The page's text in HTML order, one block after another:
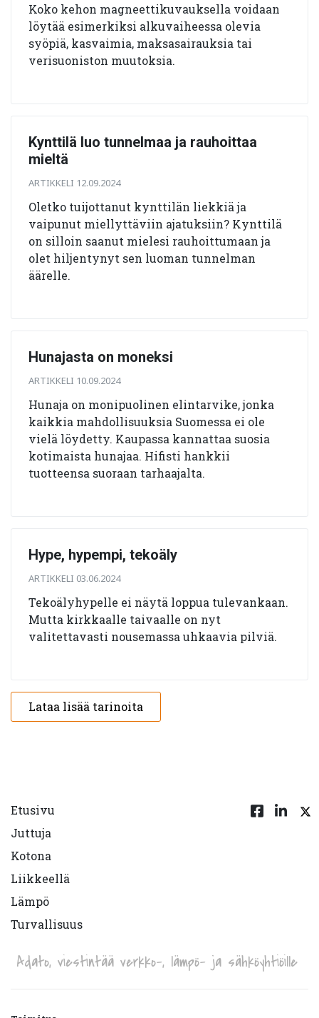
Koko kehon magneettikuvauksella voidaan
löytää esimerkiksi alkuvaiheessa olevia
syöpiä, kasvaimia, maksasairauksia tai
verisuoniston muutoksia.
Kynttilä luo tunnelmaa ja rauhoittaa
mieltä
ARTIKKELI 12.09.2024
Oletko tuijottanut kynttilän liekkiä ja
vaipunut miellyttäviin ajatuksiin? Kynttilä
on silloin saanut mielesi rauhoittumaan ja
olet hiljentynyt sen luoman tunnelman
äärelle.
Hunajasta on moneksi
ARTIKKELI 10.09.2024
Hunaja on monipuolinen elintarvike, jonka
kaikkia mahdollisuuksia Suomessa ei ole
vielä löydetty. Kaupassa kannattaa suosia
kotimaista hunajaa. Hifisti hankkii
tuotteensa suoraan tarhaajalta.
Hype, hypempi, tekoäly
ARTIKKELI 03.06.2024
Tekoälyhypelle ei näytä loppua tulevankaan.
Mutta kirkkaalle taivaalle on nyt
valitettavasti nousemassa uhkaavia pilviä.
Lataa lisää tarinoita
Etusivu
Juttuja
Kotona
Liikkeellä
Lämpö
Turvallisuus
Adato, viestintää verkko-, lämpö- ja sähköyhtiöille